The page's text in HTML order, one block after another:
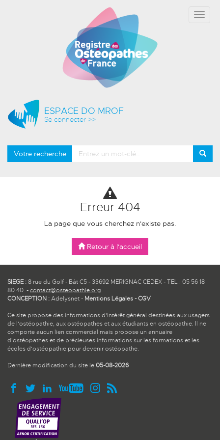
ESPACE DO MROF
Se connecter >>
Votre recherche
Erreur 404
La page que vous cherchez n'existe pas.
Retour à l'accueil
SIEGE :8 rue du Golf - Bât C5 - 33692 MERIGNAC CEDEX - TEL : 05 56 18
80 40 -contact@osteopathie.org
CONCEPTION :Adelysnet- Mentions Légales-CGV
Ce site propose des informations d'intérêt général destinées aux usagers
de l'ostéopathie, aux ostéopathes et aux étudiants en ostéopathie. Il ne
comporte aucun lien commercial mais propose un annuaire
d'ostéopathes et de précieuses informations sur les formations et les
écoles d'ostéopathie pour devenir ostéopathe.
Dernière modification du site le05-08-2026